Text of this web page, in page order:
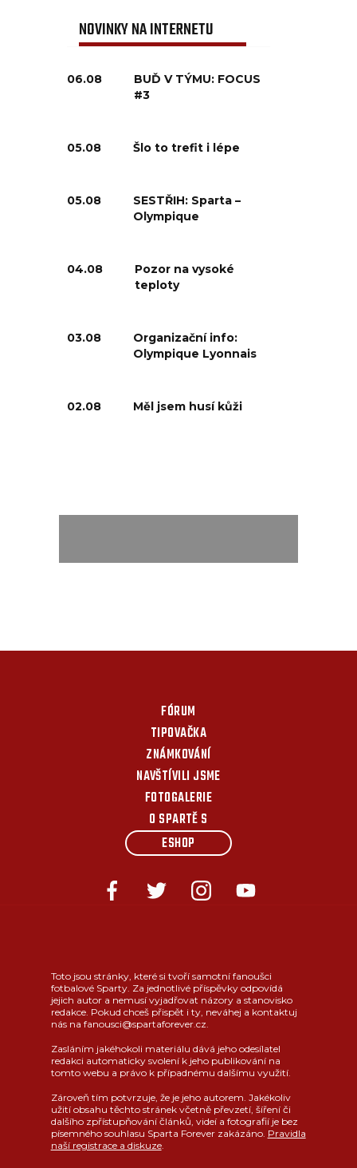
NOVINKY NA INTERNETU
06.08
BUĎ V TÝMU: FOCUS
#3
05.08 Šlo to trefit i lépe
05.08
SESTŘIH: Sparta –
Olympique
04.08
Pozor na vysoké
teploty
03.08
Organizační info:
Olympique Lyonnais
02.08 Měl jsem husí kůži
FÓRUM
TIPOVAČKA
ZNÁMKOVÁNÍ
NAVŠTÍVILI JSME
FOTOGALERIE
O SPARTĚ S
ESHOP
Toto jsou stránky, které si tvoří samotní fanoušci
fotbalové Sparty. Za jednotlivé příspěvky odpovídá
jejich autor a nemusí vyjadřovat názory a stanovisko
redakce. Pokud chceš přispět i ty, neváhej a kontaktuj
nás na fanousci@spartaforever.cz.
Zasláním jakéhokoli materiálu dává jeho odesílatel
redakci automaticky svolení k jeho publikování na
tomto webu a právo k případnému dalšímu využití.
Zároveň tím potvrzuje, že je jeho autorem. Jakékoliv
užití obsahu těchto stránek včetně převzetí, šíření či
dalšího zpřístupňování článků, videí a fotografií je bez
písemného souhlasu Sparta Forever zakázáno. Pravidla
naší registrace a diskuze.